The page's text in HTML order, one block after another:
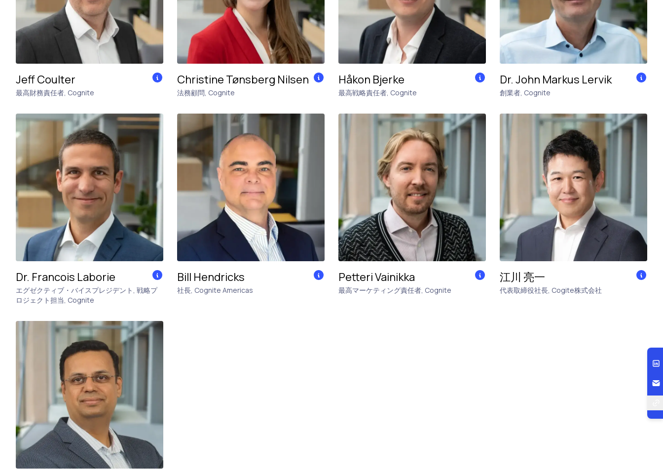
Jeff Coulter
最高財務責任者, Cognite
Christine Tønsberg Nilsen
法務顧問, Cognite
Håkon Bjerke
最高戦略責任者, Cognite
Dr. John Markus Lervik
創業者, Cognite
Dr. Francois Laborie
エグゼクティブ・バイスプレジデント, 戦略プ
ロジェクト担当, Cognite
Bill Hendricks
社長, Cognite Americas
Petteri Vainikka
最高マーケティング責任者, Cognite
江川 亮一
代表取締役社長, Cogite株式会社